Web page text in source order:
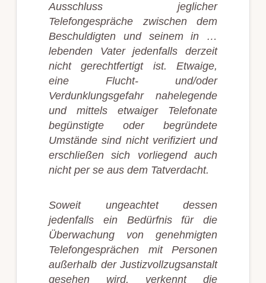
Ausschluss jeglicher
Telefongespräche zwischen dem
Beschuldigten und seinem in …
lebenden Vater jedenfalls derzeit
nicht gerechtfertigt ist. Etwaige,
eine Flucht- und/oder
Verdunklungsgefahr nahelegende
und mittels etwaiger Telefonate
begünstigte oder begründete
Umstände sind nicht verifiziert und
erschließen sich vorliegend auch
nicht per se aus dem Tatverdacht.
Soweit ungeachtet dessen
jedenfalls ein Bedürfnis für die
Überwachung von genehmigten
Telefongesprächen mit Personen
außerhalb der Justizvollzugsanstalt
gesehen wird, verkennt die